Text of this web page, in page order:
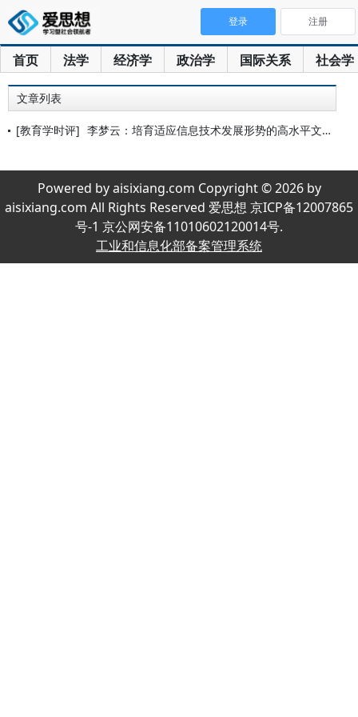
首页 法学 经济学 政治学 国际关系 社会学
登录 注册
文章列表
[教育学时评] 李梦云：培育适应信息技术发展形势的高水平文化人才队伍
Powered by aisixiang.com Copyright © 2026 by
aisixiang.com All Rights Reserved 爱思想 京ICP备12007865
号-1 京公网安备11010602120014号.
工业和信息化部备案管理系统